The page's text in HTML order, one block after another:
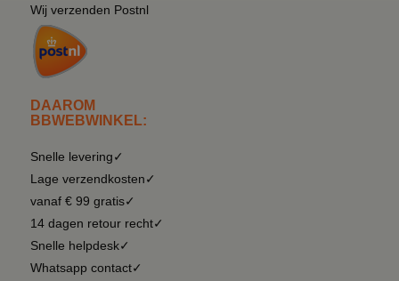
Wij verzenden Postnl
DAAROM
BBWEBWINKEL:
Snelle levering✓
Lage verzendkosten✓
vanaf € 99 gratis✓
14 dagen retour recht✓
Snelle helpdesk✓
Whatsapp contact✓